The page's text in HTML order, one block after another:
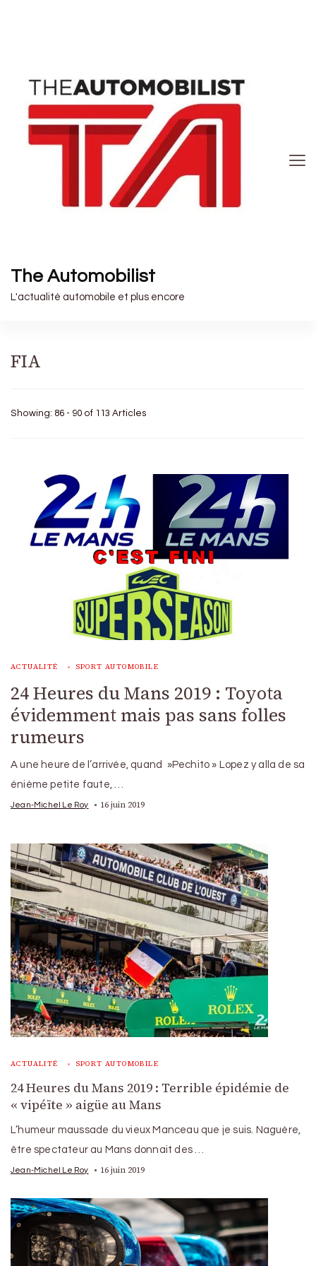
The Automobilist
L'actualité automobile et plus encore
FIA
Showing: 86 - 90 of 113 Articles
ACTUALITÉ SPORT AUTOMOBILE
24 Heures du Mans 2019 : Toyota
évidemment mais pas sans folles
rumeurs
A une heure de l’arrivée, quand »Pechito » Lopez y alla de sa
énième petite faute, …
Jean-Michel Le Roy 16 juin 2019
ACTUALITÉ SPORT AUTOMOBILE
24 Heures du Mans 2019 : Terrible épidémie de
« vipéïte » aigüe au Mans
L’humeur maussade du vieux Manceau que je suis. Naguère,
être spectateur au Mans donnait des …
Jean-Michel Le Roy 16 juin 2019